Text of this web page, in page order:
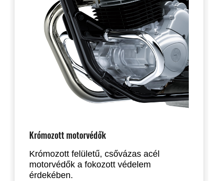
Krómozott motorvédők
Krómozott felületű, csővázas acél
motorvédők a fokozott védelem
érdekében.